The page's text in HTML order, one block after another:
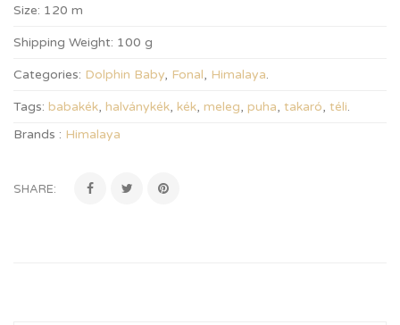
Size: 120 m
Shipping Weight: 100 g
Categories: Dolphin Baby, Fonal, Himalaya.
Tags: babakék, halványkék, kék, meleg, puha, takaró, téli.
Brands : Himalaya
SHARE: